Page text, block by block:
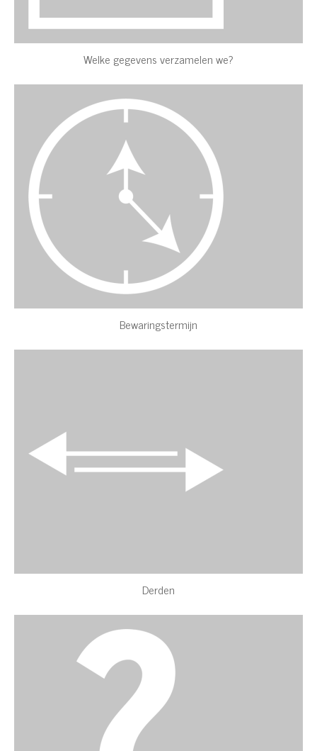
Welke gegevens verzamelen we?
Bewaringstermijn
Derden